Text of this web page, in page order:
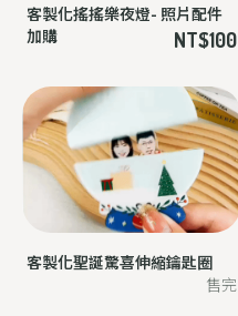
客製化搖搖樂夜燈- 照片配件
加購
NT$100
客製化聖誕驚喜伸縮鑰匙圈
售完